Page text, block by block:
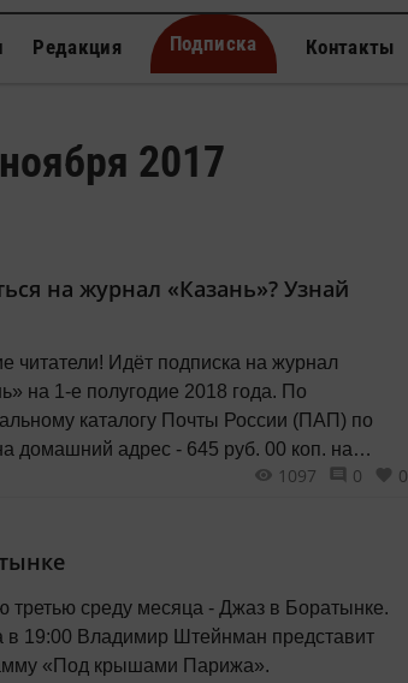
Редакция Подписка Контакты
2017
на журнал «Казань»? Узнай
читатели! Идёт подписка на журнал
на 1-е полугодие 2018 года. По
каталогу Почты России (ПАП) по
домашний адрес - 645 руб. 00 коп. на
ящик, до востребования - 620 руб. 34
1097 0
0
третью среду месяца - Джаз в Боратынке.
в 19:00 Владимир Штейнман представит
«Под крышами Парижа».